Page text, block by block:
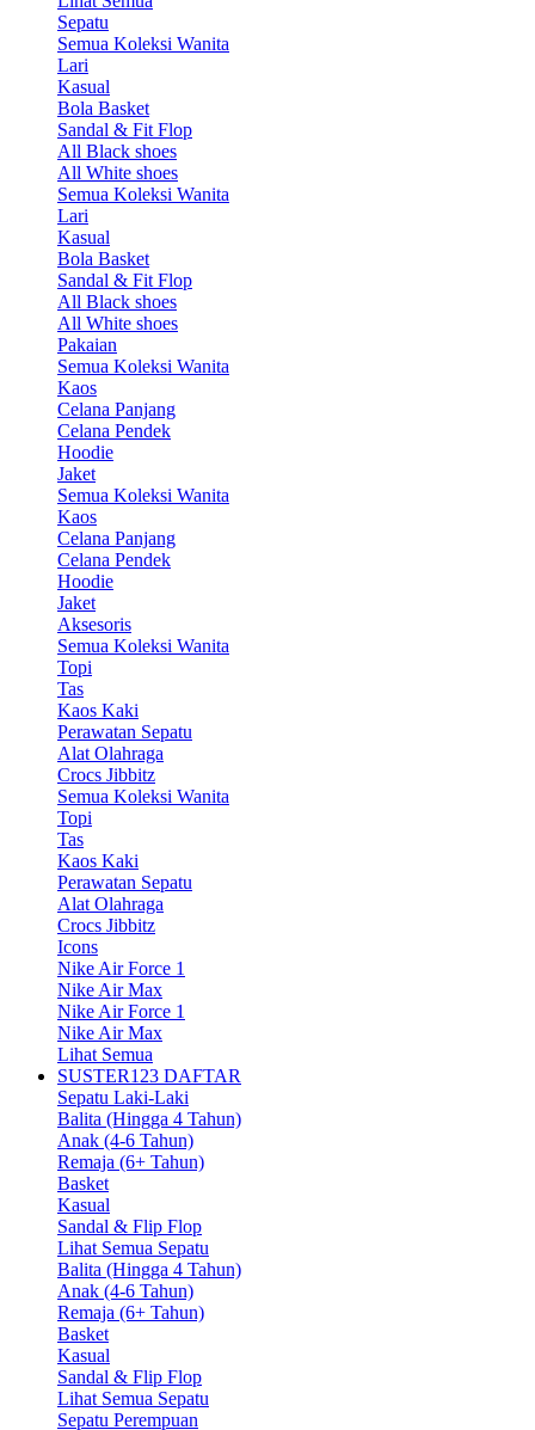
Sepatu
Semua Koleksi Wanita
Lari
Kasual
Bola Basket
Sandal & Fit Flop
All Black shoes
All White shoes
Semua Koleksi Wanita
Lari
Kasual
Bola Basket
Sandal & Fit Flop
All Black shoes
All White shoes
Pakaian
Semua Koleksi Wanita
Kaos
Celana Panjang
Celana Pendek
Hoodie
Jaket
Semua Koleksi Wanita
Kaos
Celana Panjang
Celana Pendek
Hoodie
Jaket
Aksesoris
Semua Koleksi Wanita
Topi
Tas
Kaos Kaki
Perawatan Sepatu
Alat Olahraga
Crocs Jibbitz
Semua Koleksi Wanita
Topi
Tas
Kaos Kaki
Perawatan Sepatu
Alat Olahraga
Crocs Jibbitz
Icons
Nike Air Force 1
Nike Air Max
Nike Air Force 1
Nike Air Max
Lihat Semua
SUSTER123 DAFTAR
Sepatu Laki-Laki
Balita (Hingga 4 Tahun)
Anak (4-6 Tahun)
Remaja (6+ Tahun)
Basket
Kasual
Sandal & Flip Flop
Lihat Semua Sepatu
Balita (Hingga 4 Tahun)
Anak (4-6 Tahun)
Remaja (6+ Tahun)
Basket
Kasual
Sandal & Flip Flop
Lihat Semua Sepatu
Sepatu Perempuan